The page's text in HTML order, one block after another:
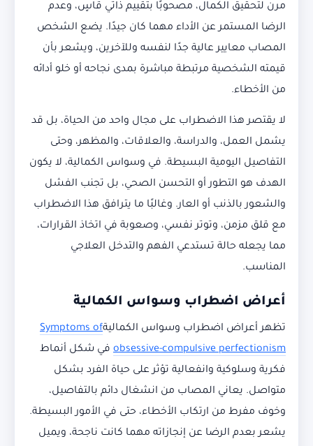
مرن لتحقيق الكمال، مصحوبًا بتقييم ذاتي قاسٍ، وعدم
الرضا المستمر عن الأداء مهما كان جيدًا. يضع الشخص
المصاب معايير عالية جدًا لنفسه وللآخرين، ويشعر بأن
قيمته الشخصية مرتبطة مباشرة بمدى نجاحه أو خلو أدائه
من الأخطاء.
لا يقتصر هذا الاضطراب على مجال واحد من الحياة، بل قد
يشمل العمل، والدراسة، والعلاقات، والمظهر، وحتى
التفاصيل اليومية البسيطة. في وسواس الكمالية، لا يكون
الهدف هو التطور أو التحسن الصحي، بل تجنب الفشل
والشعور بالذنب أو العار. وغالبًا ما يترافق هذا الاضطراب
مع قلق مزمن، وتوتر نفسي، وصعوبة في اتخاذ القرارات،
مما يجعله حالة تستدعي الفهم والتدخل العلاجي
المناسب.
أعراض اضطراب وسواس الكمالية
تظهر أعراض اضطراب وسواس الكماليةSymptoms of
obsessive-compulsive perfectionism في شكل أنماط
فكرية وسلوكية وانفعالية تؤثر على حياة الفرد بشكل
متواصل. يعاني المصاب من انشغال دائم بالتفاصيل،
وخوف مفرط من ارتكاب الأخطاء، حتى في الأمور البسيطة.
يشعر بعدم الرضا عن إنجازاته مهما كانت ناجحة، ويميل